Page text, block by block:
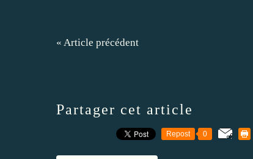
« Article précédent
Partager cet article
Repost 0